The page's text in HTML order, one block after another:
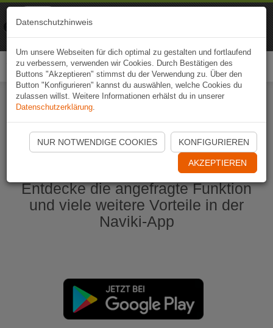
Naviki App jetzt öffnen
Entdecke die angefragte Funktion
und viele weitere Vorteile in der
Naviki-App
Datenschutzhinweis
Um unsere Webseiten für dich optimal zu gestalten und fortlaufend
zu verbessern, verwenden wir Cookies. Durch Bestätigen des
Buttons "Akzeptieren" stimmst du der Verwendung zu. Über den
Button "Konfigurieren" kannst du auswählen, welche Cookies du
zulassen willst. Weitere Informationen erhälst du in unserer
Datenschutzerklärung.
NUR NOTWENDIGE COOKIES KONFIGURIEREN
AKZEPTIEREN
Naviki